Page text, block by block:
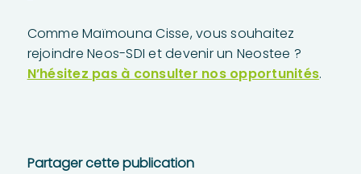
Comme Maïmouna Cisse, vous souhaitez
rejoindre Neos-SDI et devenir un Neostee ?
N’hésitez pas à consulter nos opportunités.
Partager cette publication